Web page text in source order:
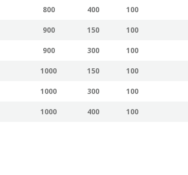
800 400 100
900 150 100
900 300 100
1000 150 100
1000 300 100
1000 400 100